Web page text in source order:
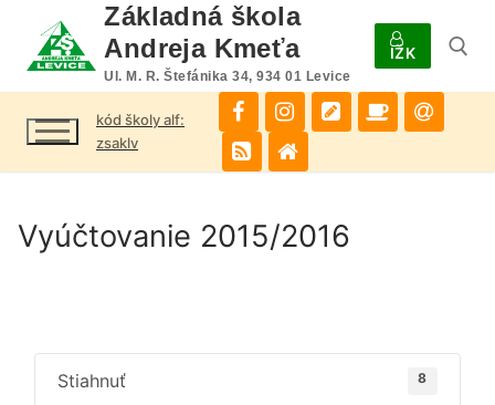
obsah
Základná škola
Andreja Kmeťa
Ul. M. R. Štefánika 34, 934 01 Levice
IŽK
Hľadať:
kód školy alf:
zsaklv
Vyúčtovanie 2015/2016
Stiahnuť 8